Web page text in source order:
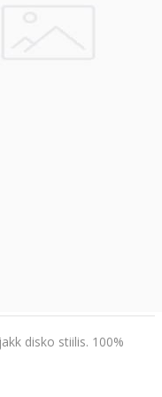
disko stiilis. 100%